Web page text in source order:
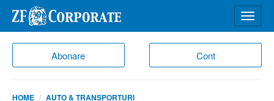
Abonare Cont
meniu
HOME AUTO & TRANSPORTURI